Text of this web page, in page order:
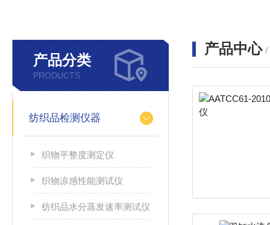
产品分类
PRODUCTS
纺织品检测仪器
织物平整度测定仪
织物凉感性能测试仪
纺织品水分蒸发速率测试仪
产品中心 /